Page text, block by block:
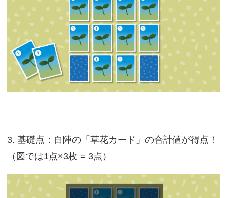
3. 基礎点：自陣の「草花カード」の合計値が得点！
（図では1点×3枚 = 3点）